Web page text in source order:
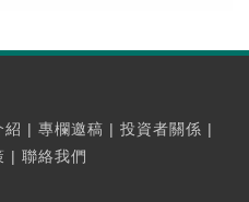
紹 | 專欄邀稿 | 投資者關係 |
| 聯絡我們